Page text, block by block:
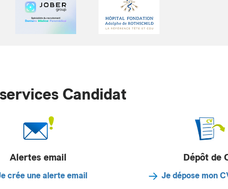
Candidat
Alertes email
crée une alerte email
Dépôt de
Je dépose mon